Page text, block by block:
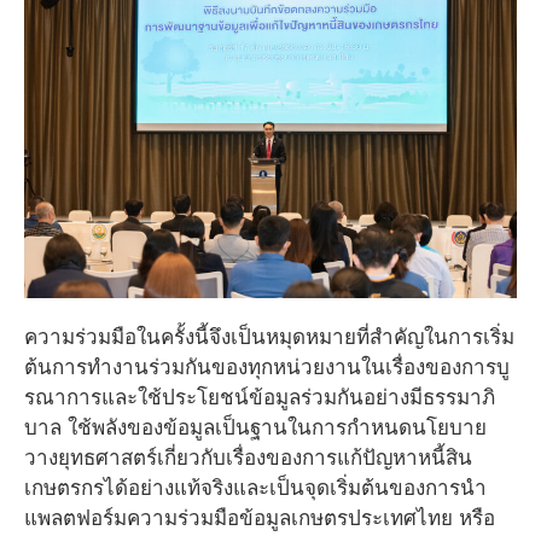
ความร่วมมือในครั้งนี้จึงเป็นหมุดหมายที่สำคัญในการเริ่ม
ต้นการทำงานร่วมกันของทุกหน่วยงานในเรื่องของการบู
รณาการและใช้ประโยชน์ข้อมูลร่วมกันอย่างมีธรรมาภิ
บาล ใช้พลังของข้อมูลเป็นฐานในการกำหนดนโยบาย
วางยุทธศาสตร์เกี่ยวกับเรื่องของการแก้ปัญหาหนี้สิน
เกษตรกรได้อย่างแท้จริงและเป็นจุดเริ่มต้นของการนำ
แพลตฟอร์มความร่วมมือข้อมูลเกษตรประเทศไทย หรือ